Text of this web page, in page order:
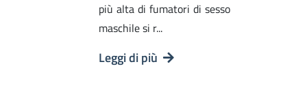
più alta di fumatori di sesso
maschile si r...
Leggi di più